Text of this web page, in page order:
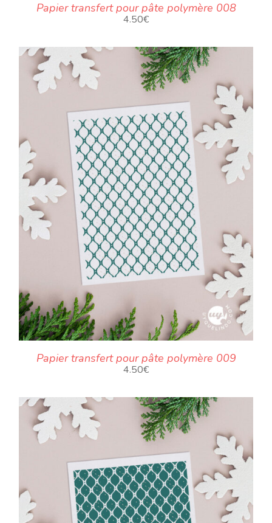
Papier transfert pour pâte polymère 008
4.50€
Papier transfert pour pâte polymère 009
4.50€